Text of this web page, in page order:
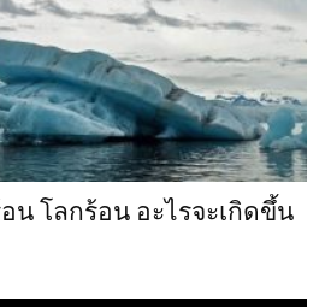
น โลกร้อน อะไรจะเกิดขึ้น